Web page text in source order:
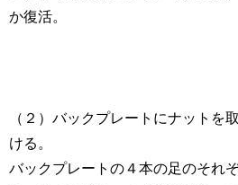
か復活。
（２）バックプレートにナットを
ける。
バックプレートの４本の足のそれ